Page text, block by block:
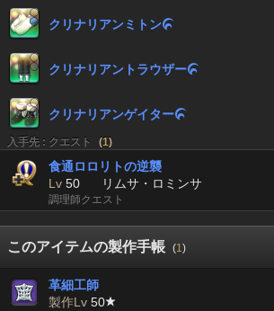
クリナリアンミトン
クリナリアントラウザー
クリナリアンゲイター
入手先 : クエスト (1)
食通ロロリトの逆襲
Lv 50 リムサ・ロミンサ
調理師クエスト
このアイテムの製作手帳 (1)
革細工師
製作Lv 50